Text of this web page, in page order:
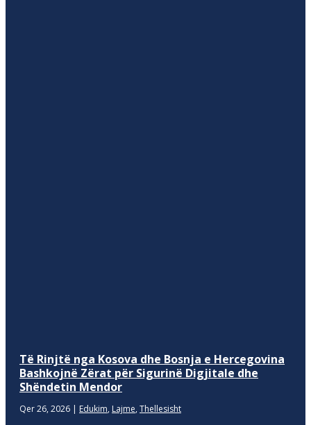
Të Rinjtë nga Kosova dhe Bosnja e Hercegovina
Bashkojnë Zërat për Sigurinë Digjitale dhe
Shëndetin Mendor
Qer 26, 2026 | Edukim, Lajme, Thellesisht